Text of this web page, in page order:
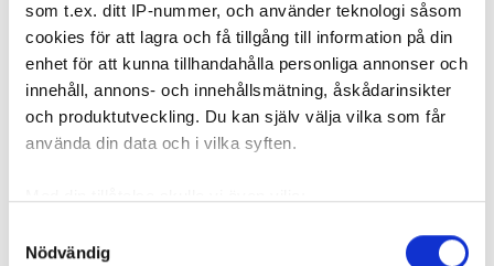
som t.ex. ditt IP-nummer, och använder teknologi såsom
cookies för att lagra och få tillgång till information på din
enhet för att kunna tillhandahålla personliga annonser och
innehåll, annons- och innehållsmätning, åskådarinsikter
och produktutveckling. Du kan själv välja vilka som får
använda din data och i vilka syften.
som kan ha en noggrannhet på upp till flera meter
Nödvändig
– Det vi har gjort är unikt och modigt. Vi gått bakom
problemen och försökt ta reda på dess orsaker. Det borde
alla kommuner med socialt utsatta bostadsområden göra.
Med detta som grund kan vi nu gå vidare med
förbättringsarbetet på Norrby.
– Kommunen och föreningarna gör redan idag en massa